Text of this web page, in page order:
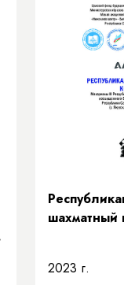
шахматный
2023 г.